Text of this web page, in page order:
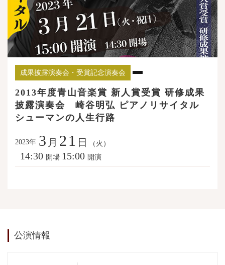
成果披露演奏会・受賞記念演奏会
2013年度青山音楽賞 新人賞受賞 研修成果
披露演奏会 崎谷明弘 ピアノリサイタル
シューマンの人生行路
2023年 3 月 21 日 （火）
14:30 開場 15:00 開演
公演情報